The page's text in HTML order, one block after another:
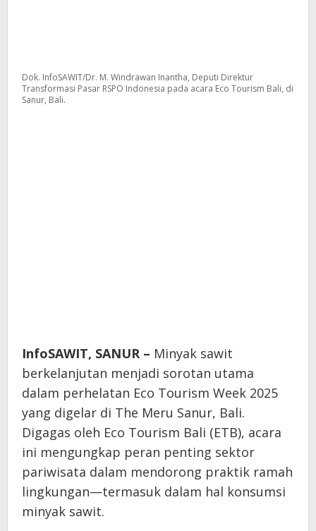
Dok. InfoSAWIT/Dr. M. Windrawan Inantha, Deputi Direktur
Transformasi Pasar RSPO Indonesia pada acara Eco Tourism Bali, di
Sanur, Bali.
InfoSAWIT, SANUR – Minyak sawit
berkelanjutan menjadi sorotan utama
dalam perhelatan Eco Tourism Week 2025
yang digelar di The Meru Sanur, Bali.
Digagas oleh Eco Tourism Bali (ETB), acara
ini mengungkap peran penting sektor
pariwisata dalam mendorong praktik ramah
lingkungan—termasuk dalam hal konsumsi
minyak sawit.